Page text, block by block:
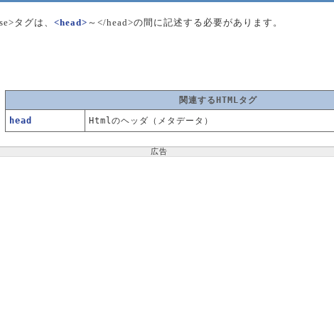
タグは、<head> ～</head>の間に記述する必要があります。
関連するHTMLタグ
head Htmlのヘッダ（メタデータ）
広告